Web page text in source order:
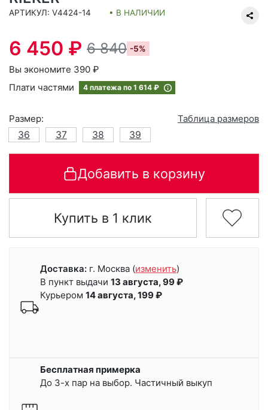
АРТИКУЛ: V4424-14 • В НАЛИЧИИ
6 450 ₽ 6 840 -5%
Вы экономите 390 ₽
Плати частями
4 платежа по 1 614 ₽
Размер:
Таблица размеров
36
37 38 39
Добавить в корзину
Купить в 1 клик
Доставка: г. Москва (изменить)
В пункт выдачи 13 августа, 99 ₽
Курьером 14 августа, 199 ₽
Бесплатная примерка
До 3-х пар на выбор. Частичный выкуп